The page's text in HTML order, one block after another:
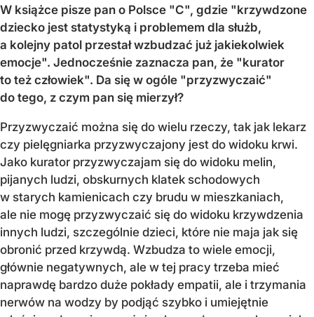
W książce pisze pan o Polsce "C", gdzie "krzywdzone
dziecko jest statystyką i problemem dla służb,
a kolejny patol przestał wzbudzać już jakiekolwiek
emocje". Jednocześnie zaznacza pan, że "kurator
to też człowiek". Da się w ogóle "przyzwyczaić"
do tego, z czym pan się mierzył?
Przyzwyczaić można się do wielu rzeczy, tak jak lekarz
czy pielęgniarka przyzwyczajony jest do widoku krwi.
Jako kurator przyzwyczajam się do widoku melin,
pijanych ludzi, obskurnych klatek schodowych
w starych kamienicach czy brudu w mieszkaniach,
ale nie mogę przyzwyczaić się do widoku krzywdzenia
innych ludzi, szczególnie dzieci, które nie maja jak się
obronić przed krzywdą. Wzbudza to wiele emocji,
głównie negatywnych, ale w tej pracy trzeba mieć
naprawdę bardzo duże pokłady empatii, ale i trzymania
nerwów na wodzy by podjąć szybko i umiejętnie